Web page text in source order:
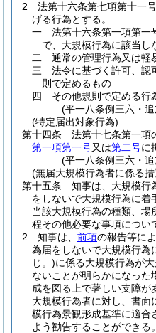
2
法第十六条第七項第十一
げる行為とする。
一
法第十六条第一項第一
で、大規模行為に該当し
二
通常の管理行為又は軽
三
法令に基づく許可、認
則で定めるもの
四
その他規則で定める行
(平一八条例三六・
(特定届出対象行為)
第十四条
法第十七条第一項
第一項第一号又は第二号に
(平一八条例三六・
(無届大規模行為者に係る
第十五条
知事は、大規模行
をしないで大規模行為に着
当該大規模行為の種類、場
程その他必要な事項につい
2
知事は、 前項の報告等に
為届をしないで大規模行為
じ。)に係る大規模行為が
ないことが明らかになった
成を図る上で著しい支障が
大規模行為者に対し、書面
模行為景観形成基準に適合
よう勧告することができる。